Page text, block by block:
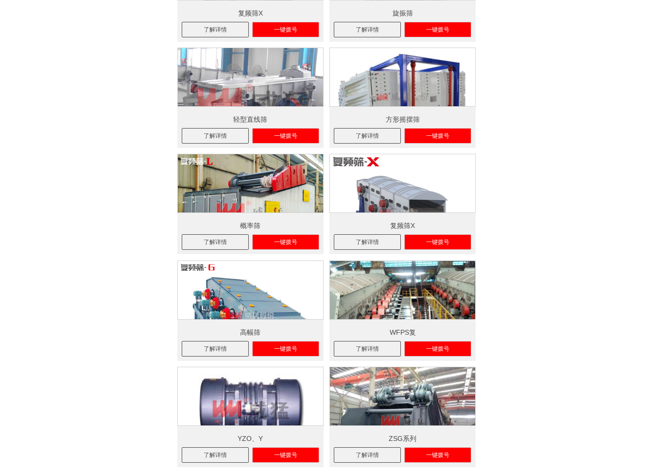
复频筛X
了解详情 一键拨号
旋振筛
了解详情 一键拨号
轻型直线筛
了解详情 一键拨号
方形摇摆筛
了解详情 一键拨号
概率筛
了解详情 一键拨号
复频筛X
了解详情 一键拨号
高幅筛
了解详情 一键拨号
WFPS复
了解详情 一键拨号
YZO、Y
了解详情 一键拨号
ZSG系列
了解详情 一键拨号